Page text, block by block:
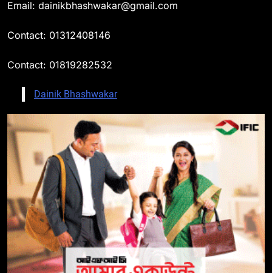
Email: dainikbhashwakar@gmail.com
Contact: 01312408146
Contact: 01819282532
Dainik Bhashwakar